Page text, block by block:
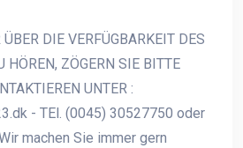
ÜBER DIE VERFÜGBARKEIT DES
HÖREN, ZÖGERN SIE BITTE
UNTER :
- TEl. (0045) 30527750 oder
machen Sie immer gern